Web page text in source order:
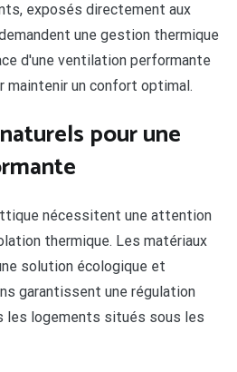
exposés directement aux
une gestion thermique
d'une ventilation performante
maintenir un confort optimal.
pour une
nécessitent une attention
thermique. Les matériaux
solution écologique et
garantissent une régulation
les logements situés sous les